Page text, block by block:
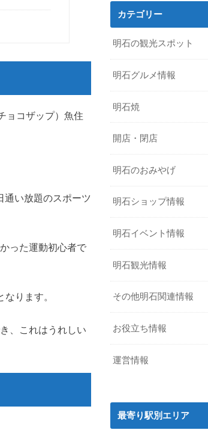
ョコザップ）魚住
通い放題のスポーツ
った運動初心者で
ります。
、これはうれしい
カテゴリー
明石の観光スポット
明石グルメ情報
明石焼
開店・閉店
明石のおみやげ
明石ショップ情報
明石イベント情報
明石観光情報
その他明石関連情報
お役立ち情報
運営情報
最寄り駅別エリア